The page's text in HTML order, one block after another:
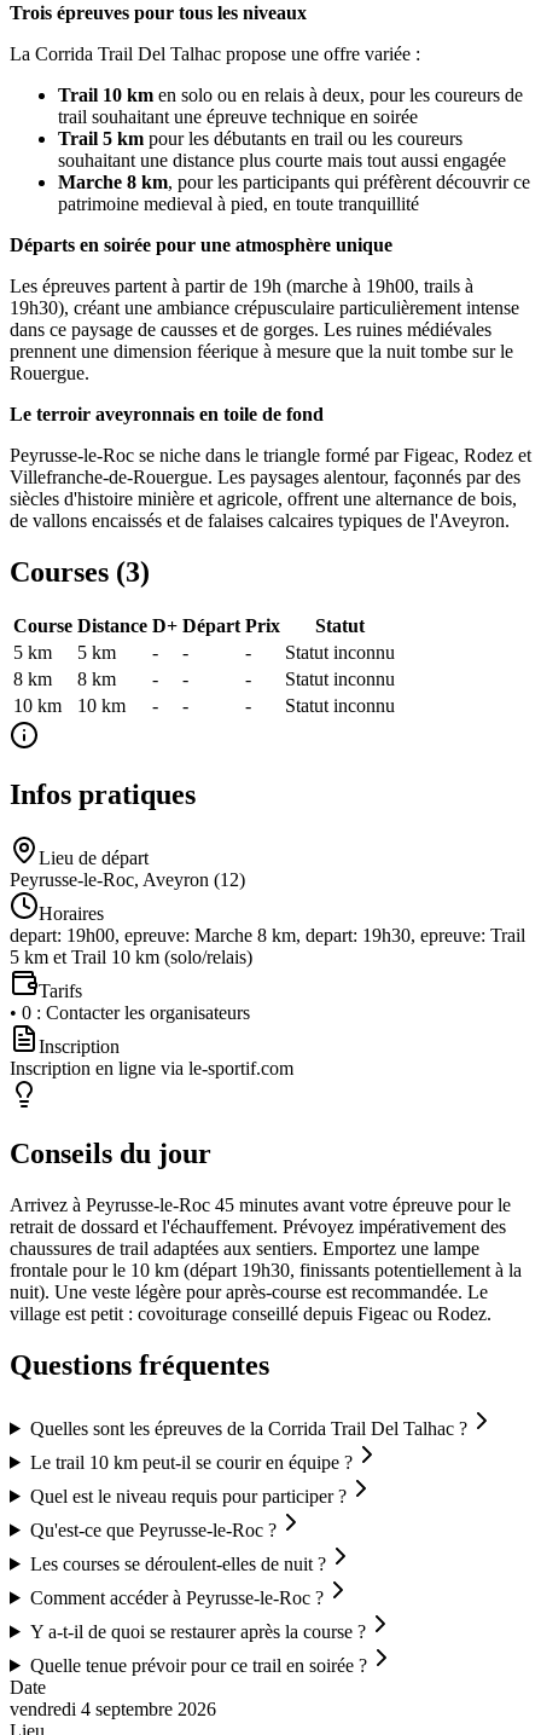
Trois épreuves pour tous les niveaux
La Corrida Trail Del Talhac propose une offre variée :
Trail 10 km en solo ou en relais à deux, pour les coureurs de
trail souhaitant une épreuve technique en soirée
Trail 5 km pour les débutants en trail ou les coureurs
souhaitant une distance plus courte mais tout aussi engagée
Marche 8 km, pour les participants qui préfèrent découvrir ce
patrimoine medieval à pied, en toute tranquillité
Départs en soirée pour une atmosphère unique
Les épreuves partent à partir de 19h (marche à 19h00, trails à
19h30), créant une ambiance crépusculaire particulièrement intense
dans ce paysage de causses et de gorges. Les ruines médiévales
prennent une dimension féerique à mesure que la nuit tombe sur le
Rouergue.
Le terroir aveyronnais en toile de fond
Peyrusse-le-Roc se niche dans le triangle formé par Figeac, Rodez et
Villefranche-de-Rouergue. Les paysages alentour, façonnés par des
siècles d'histoire minière et agricole, offrent une alternance de bois,
de vallons encaissés et de falaises calcaires typiques de l'Aveyron.
Courses (3)
Course Distance D+ Départ Prix
Statut
5 km
5 km - - -
Statut inconnu
8 km
8 km - - -
Statut inconnu
10 km
10 km - - - Statut inconnu
Infos pratiques
Lieu de départ
Peyrusse-le-Roc, Aveyron (12)
Horaires
depart: 19h00, epreuve: Marche 8 km, depart: 19h30, epreuve: Trail
5 km et Trail 10 km (solo/relais)
Tarifs
• 0 : Contacter les organisateurs
Inscription
Inscription en ligne via le-sportif.com
Conseils du jour
Arrivez à Peyrusse-le-Roc 45 minutes avant votre épreuve pour le
retrait de dossard et l'échauffement. Prévoyez impérativement des
chaussures de trail adaptées aux sentiers. Emportez une lampe
frontale pour le 10 km (départ 19h30, finissants potentiellement à la
nuit). Une veste légère pour après-course est recommandée. Le
village est petit : covoiturage conseillé depuis Figeac ou Rodez.
Questions fréquentes
Quelles sont les épreuves de la Corrida Trail Del Talhac ?
Le trail 10 km peut-il se courir en équipe ?
Quel est le niveau requis pour participer ?
Qu'est-ce que Peyrusse-le-Roc ?
Les courses se déroulent-elles de nuit ?
Comment accéder à Peyrusse-le-Roc ?
Y a-t-il de quoi se restaurer après la course ?
Quelle tenue prévoir pour ce trail en soirée ?
Date
vendredi 4 septembre 2026
Lieu